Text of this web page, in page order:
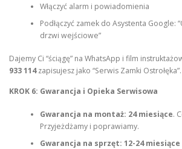
Włączyć alarm i powiadomienia
Podłączyć zamek do Asystenta Google:
drzwi wejściowe”
Dajemy Ci “ściągę” na WhatsApp i film
933 114zapisujesz jako “Serwis Zamki Ostrołęka”.
KROK 6: Gwarancja i Opieka Serwisowa
Gwarancja na montaż: 24 miesiące.
Przyjeżdżamy i poprawiamy.
Gwarancja na sprzęt: 12-24 miesiące